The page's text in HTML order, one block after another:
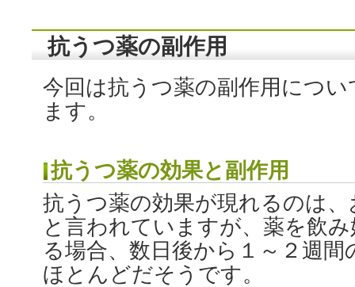
抗うつ薬の副作用
今回は抗うつ薬の副作用につ
ます。
抗うつ薬の効果と副作用
抗うつ薬の効果が現れるのは
と言われていますが、薬を飲
る場合、数日後から１～２週
ほとんどだそうです。